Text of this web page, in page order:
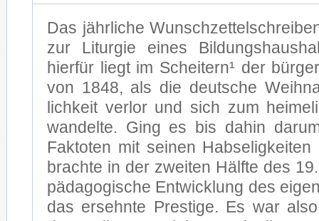
Das jähr­li­che
zur Lit­ur­gie ei­nes
hier­für liegt im Schei­tern¹ der
von 1848, als die deut­sche
lich­keit ver­lor und sich zum
wan­del­te. Ging es bis da­hin
Fak­to­ten mit sei­nen
brach­te in der zwei­ten Hälf­te des
päd­ago­gi­sche Ent­wick­lung des
das er­sehn­te Pres­ti­ge. Es war